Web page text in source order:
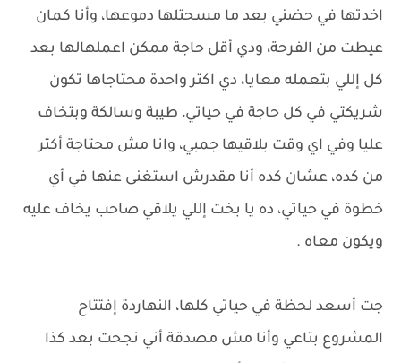
اخدتها في حضني بعد ما مسحتلها دموعها، وأنا كمان
عيطت من الفرحة، ودي أقل حاجة ممكن اعملهالها بعد
كل إللي بتعمله معايا، دي اكتر واحدة محتاجاها تكون
شريكتي في كل حاجة في حياتي، طيبة وسالكة وبتخاف
عليا وفي اي وقت بلاقيها جمبي، وانا مش محتاجة أكتر
من كده، عشان كده أنا مقدرش استغنى عنها في أي
خطوة في حياتي، ده يا بخت إللي يلاقي صاحب يخاف عليه
ويكون معاه .
جت أسعد لحظة في حياتي كلها، النهاردة إفتتاح
المشروع بتاعي وأنا مش مصدقة أني نجحت بعد كذا